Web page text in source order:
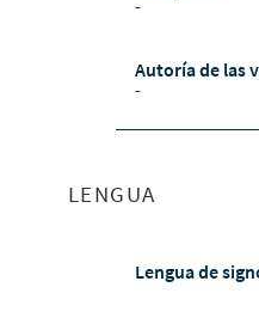
-
Autoría de las
-
LENGUA
Lengua de